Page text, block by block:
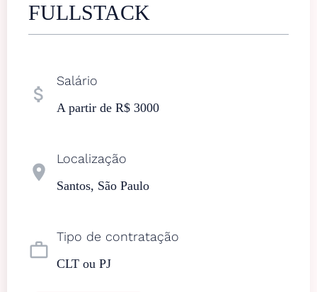
FULLSTACK
attach_money
Salário
A partir de R$ 3000
location_on
Localização
Santos, São Paulo
work_outline
Tipo de contratação
CLT ou PJ